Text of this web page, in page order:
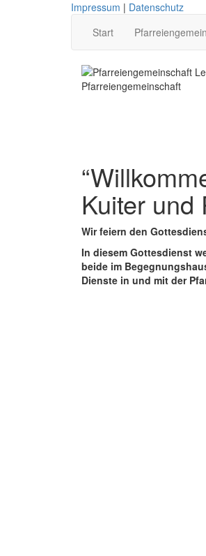
Impressum | Datenschutz
Start
Pfarreiengemeinschaft
Kuiter und
Wir feiern den
In diesem Gottesdienst
beide im
Dienste in und mit der